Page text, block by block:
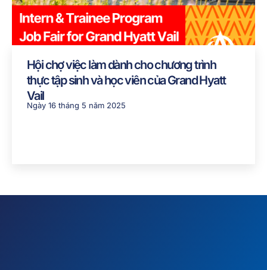
Hội chợ việc làm dành cho chương trình
thực tập sinh và học viên của Grand Hyatt
Vail
Ngày 16 tháng 5 năm 2025